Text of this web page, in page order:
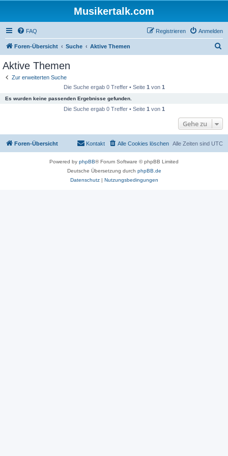
Musikertalk.com
FAQ Anmelden
Registrieren
Foren-Übersicht Suche Aktive Themen
Aktive Themen
Zur erweiterten Suche
Die Suche ergab 0 Treffer • Seite 1 von 1
Es wurden keine passenden Ergebnisse gefunden.
Die Suche ergab 0 Treffer • Seite 1 von 1
Gehe zu
Foren-Übersicht Alle Zeiten sind UTC
Alle Cookies löschen
Kontakt
Powered by phpBB® Forum Software © phpBB Limited
Deutsche Übersetzung durch phpBB.de
Datenschutz| Nutzungsbedingungen